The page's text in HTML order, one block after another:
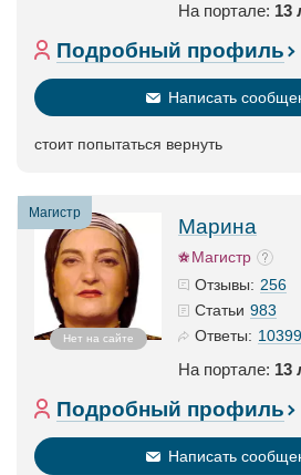
На портале: 13
Подробный профиль
Написать
стоит попытаться вернуть
Магистр
Нет на сайте
Марина
Магистр
Отзывы: 256
Статьи 983
Ответы:
На портале: 13
Подробный профиль
Написать